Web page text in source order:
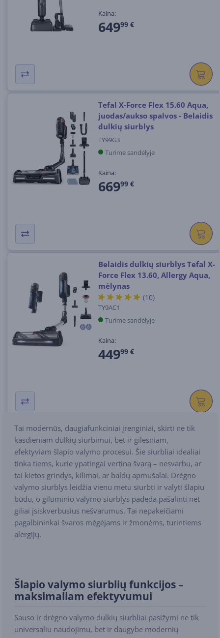
Kaina:
64999 €
Tefal X-Force Flex 15.60 Aqua,
juodas/aukso spalvos - Belaidis
dulkių siurblys
TY99G3
Turime sandėlyje
Kaina:
66999 €
Belaidis dulkių siurblys Tefal X-
Force Flex 13.60, Allergy Aqua,
mėlynas
(10)
TY9AC1
Turime sandėlyje
Kaina:
44999 €
Tai modernūs, daugiafunkciniai įrenginiai, skirti ne tik
kasdieniam dulkių siurbimui, bet ir gilesniam,
efektyviam šlapio valymo procesui. Šie siurbliai idealiai
tinka tiems, kurie ypatingai vertina švarą – nesvarbu, ar
tai kietos grindys, kilimai, ar baldų apmušalai. Drėgno
valymo siurblys leidžia vienu metu siurbti ir valyti šlapiu
būdu, o giluminio valymo siurblys padeda pašalinti net
giliai įsiskverbusius nešvarumus. Tai nepakeičiami
pagalbininkai švaros mėgėjams ir žmonėms, turintiems
alergijų.
Šlapio valymo siurblių funkcijos –
maksimaliam efektyvumui
Sauso ir drėgno valymo dulkių siurbliai pasižymi ne tik
universaliu naudojimu, bet ir daugybe modernių